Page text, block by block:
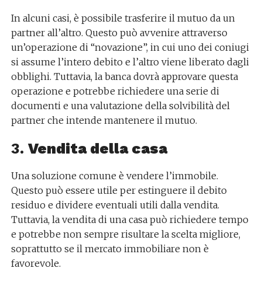
In alcuni casi, è possibile trasferire il mutuo da un
partner all’altro. Questo può avvenire attraverso
un’operazione di “novazione”, in cui uno dei coniugi
si assume l’intero debito e l’altro viene liberato dagli
obblighi. Tuttavia, la banca dovrà approvare questa
operazione e potrebbe richiedere una serie di
documenti e una valutazione della solvibilità del
partner che intende mantenere il mutuo.
3. Vendita della casa
Una soluzione comune è vendere l’immobile.
Questo può essere utile per estinguere il debito
residuo e dividere eventuali utili dalla vendita.
Tuttavia, la vendita di una casa può richiedere tempo
e potrebbe non sempre risultare la scelta migliore,
soprattutto se il mercato immobiliare non è
favorevole.